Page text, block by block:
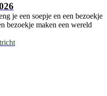
je een soepje en een bezoekje
bezoekje maken een wereld